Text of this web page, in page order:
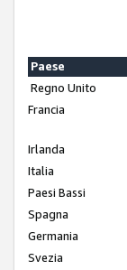
Paese
Regno Unito
Francia
Irlanda
Italia
Paesi Bassi
Spagna
Germania
Svezia